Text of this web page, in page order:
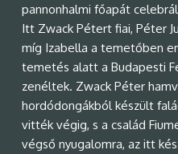
pannonhalmi főapát
Itt Zwack Pétert fiai, Péter
míg Izabella a temetőben
temetés alatt a Budapesti
zenéltek. Zwack Péter
hordódongákból készült
vitték végig, s a család
végső nyugalomra, az itt